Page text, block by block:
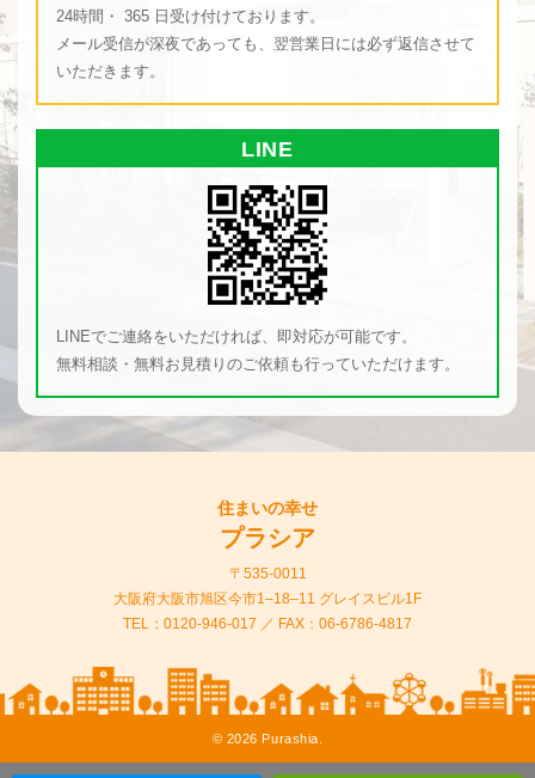
24時間・ 365 日受け付けております。
メール受信が深夜であっても、翌営業日には必ず返信させて
いただきます。
LINE
LINEでご連絡をいただければ、即対応が可能です。
無料相談・無料お見積りのご依頼も行っていただけます。
住まいの幸せ
プラシア
〒535-0011
大阪府大阪市旭区今市1–18–11 グレイスビル1F
TEL： 0120-946-017 ／ FAX：06-6786-4817
© 2026 Purashia.